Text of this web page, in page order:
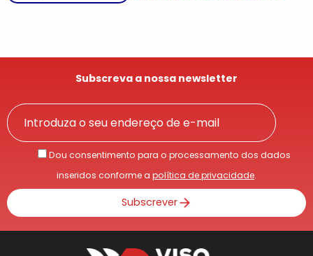
Subscreva a nossa newsletter
Dou consentimento para o processamento dos dados
inseridos conforme a política de privacidade.
Subscrever